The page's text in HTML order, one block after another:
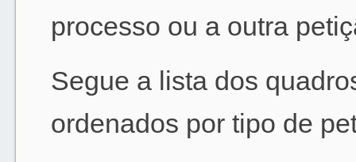
processo ou a outra
Segue a lista dos
ordenados por tipo de